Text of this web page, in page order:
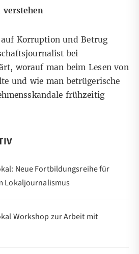
Korruption und Betrug
bei
worauf man beim Lesen von
und wie man betrügerische
frühzeitig
Neue Fortbildungsreihe für
Lokaljournalismus
Workshop zur Arbeit mit